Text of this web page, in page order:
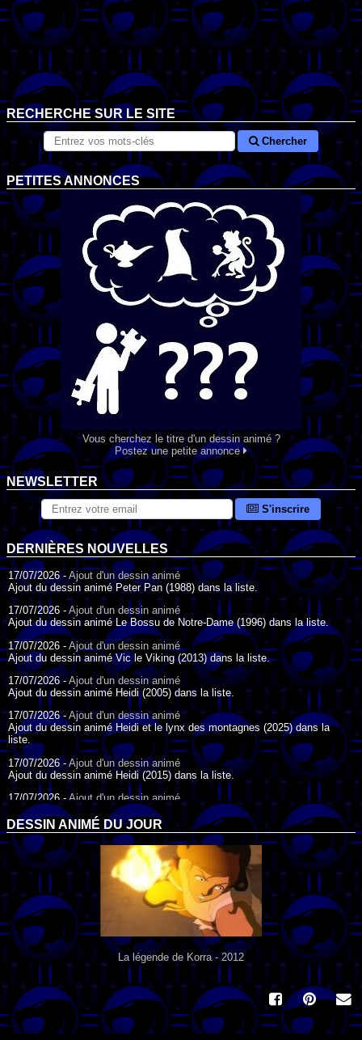
RECHERCHE SUR LE SITE
Chercher
PETITES ANNONCES
Vous cherchez le titre d'un dessin animé ?
Postez une petite annonce
NEWSLETTER
S'inscrire
DERNIÈRES NOUVELLES
17/07/2026 -Ajout d'un dessin animé
Ajout du dessin animé Peter Pan (1988) dans la liste.
17/07/2026 - Ajout d'un dessin animé
Ajout du dessin animé Le Bossu de Notre-Dame (1996) dans la liste.
17/07/2026 - Ajout d'un dessin animé
Ajout du dessin animé Vic le Viking (2013) dans la liste.
17/07/2026 -Ajout d'un dessin animé
Ajout du dessin animé Heidi (2005) dans la liste.
17/07/2026 - Ajout d'un dessin animé
Ajout du dessin animé Heidi et le lynx des montagnes (2025) dans la
liste.
17/07/2026 -Ajout d'un dessin animé
Ajout du dessin animé Heidi (2015) dans la liste.
17/07/2026 - Ajout d'un dessin animé
Ajout du dessin animé Heidi (1995) dans la liste.
09/07/2026 -Ajout d'un dessin animé
Ajout du dessin animé Genki l'Aventurier de la Chance (2006) dans la
liste.
04/07/2026 -
Ajout d'un dessin animé
Ajout du dessin animé Vilain Petit Canard (2000) dans la liste.
04/07/2026 - Ajout d'un dessin animé
Ajout du dessin animé Le Noël du vilain petit canard (2003) dans la liste.
DESSIN ANIMÉ DU JOUR
La légende de Korra - 2012